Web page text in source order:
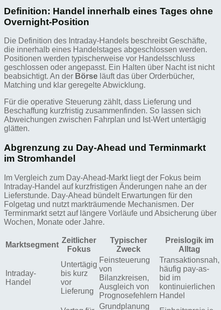
Definition: Handel innerhalb eines Tages ohne
Overnight-Position
Die Definition des Intraday-Handels beschreibt Geschäfte,
die innerhalb eines Handelstages abgeschlossen werden.
Positionen werden typischerweise vor Handelsschluss
geschlossen oder angepasst. Ein Halten über Nacht ist nicht
beabsichtigt. An der Börse läuft das über Orderbücher,
Matching und klar geregelte Abwicklung.
Für die operative Steuerung zählt, dass Lieferung und
Beschaffung kurzfristig zusammenfinden. So lassen sich
Abweichungen zwischen Fahrplan und Ist-Wert untertägig
glätten.
Abgrenzung zu Day-Ahead und Terminmarkt
im Stromhandel
Im Vergleich zum Day-Ahead-Markt liegt der Fokus beim
Intraday-Handel auf kurzfristigen Änderungen nahe an der
Lieferstunde. Day-Ahead bündelt Erwartungen für den
Folgetag und nutzt markträumende Mechanismen. Der
Terminmarkt setzt auf längere Vorläufe und Absicherung über
Wochen, Monate oder Jahre.
Marktsegment
Zeitlicher
Fokus
Typischer
Zweck
Preislogik im
Alltag
Intraday-
Handel
Untertägig
bis kurz
vor
Lieferung
Feinsteuerung
von
Bilanzkreisen,
Ausgleich von
Prognosefehlern
Transaktionsnah,
häufig pay-as-
bid im
kontinuierlichen
Handel
Grundplanung